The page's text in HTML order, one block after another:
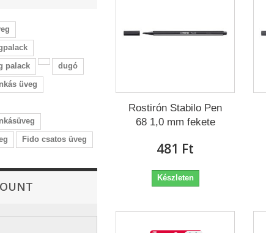
palack
dugó
üveg
Fido csatos üveg
Rostirón Stabilo Pen
68 1,0 mm fekete
481 Ft‎
Készleten